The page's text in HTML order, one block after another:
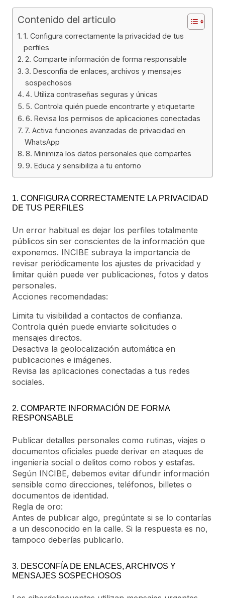
Contenido del articulo
1. Configura correctamente la privacidad de tus
perfiles
2. Comparte información de forma responsable
3. Desconfía de enlaces, archivos y mensajes
sospechosos
4. Utiliza contraseñas seguras y únicas
5. Controla quién puede encontrarte y etiquetarte
6. Revisa los permisos de aplicaciones conectadas
7. Activa funciones avanzadas de privacidad en
WhatsApp
8. Minimiza los datos personales que compartes
9. Educa y sensibiliza a tu entorno
1. CONFIGURA CORRECTAMENTE LA PRIVACIDAD
DE TUS PERFILES
Un error habitual es dejar los perfiles totalmente
públicos sin ser conscientes de la información que
exponemos. INCIBE subraya la importancia de
revisar periódicamente los ajustes de privacidad y
limitar quién puede ver publicaciones, fotos y datos
personales.
Acciones recomendadas:
Limita tu visibilidad a contactos de confianza.
Controla quién puede enviarte solicitudes o
mensajes directos.
Desactiva la geolocalización automática en
publicaciones e imágenes.
Revisa las aplicaciones conectadas a tus redes
sociales.
2. COMPARTE INFORMACIÓN DE FORMA
RESPONSABLE
Publicar detalles personales como rutinas, viajes o
documentos oficiales puede derivar en ataques de
ingeniería social o delitos como robos y estafas.
Según INCIBE, debemos evitar difundir información
sensible como direcciones, teléfonos, billetes o
documentos de identidad.
Regla de oro:
Antes de publicar algo, pregúntate si se lo contarías
a un desconocido en la calle. Si la respuesta es no,
tampoco deberías publicarlo.
3. DESCONFÍA DE ENLACES, ARCHIVOS Y
MENSAJES SOSPECHOSOS